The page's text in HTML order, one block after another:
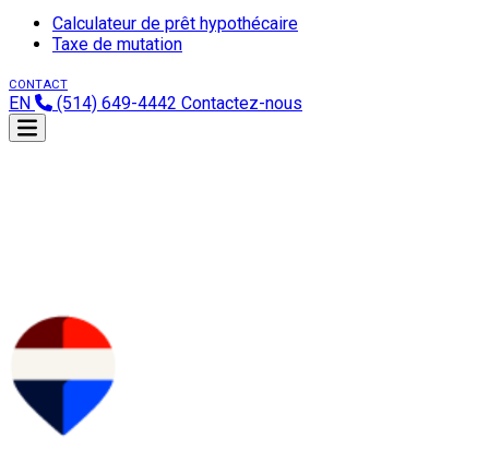
Calculateur de prêt hypothécaire
Taxe de mutation
CONTACT
EN (514) 649-4442 Contactez-nous